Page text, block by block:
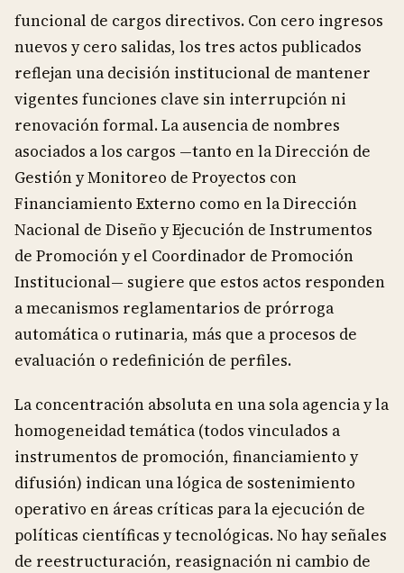
funcional de cargos directivos. Con cero ingresos
nuevos y cero salidas, los tres actos publicados
reflejan una decisión institucional de mantener
vigentes funciones clave sin interrupción ni
renovación formal. La ausencia de nombres
asociados a los cargos —tanto en la Dirección de
Gestión y Monitoreo de Proyectos con
Financiamiento Externo como en la Dirección
Nacional de Diseño y Ejecución de Instrumentos
de Promoción y el Coordinador de Promoción
Institucional— sugiere que estos actos responden
a mecanismos reglamentarios de prórroga
automática o rutinaria, más que a procesos de
evaluación o redefinición de perfiles.
La concentración absoluta en una sola agencia y la
homogeneidad temática (todos vinculados a
instrumentos de promoción, financiamiento y
difusión) indican una lógica de sostenimiento
operativo en áreas críticas para la ejecución de
políticas científicas y tecnológicas. No hay señales
de reestructuración, reasignación ni cambio de